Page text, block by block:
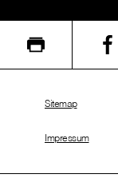
Sitemap
Impressum